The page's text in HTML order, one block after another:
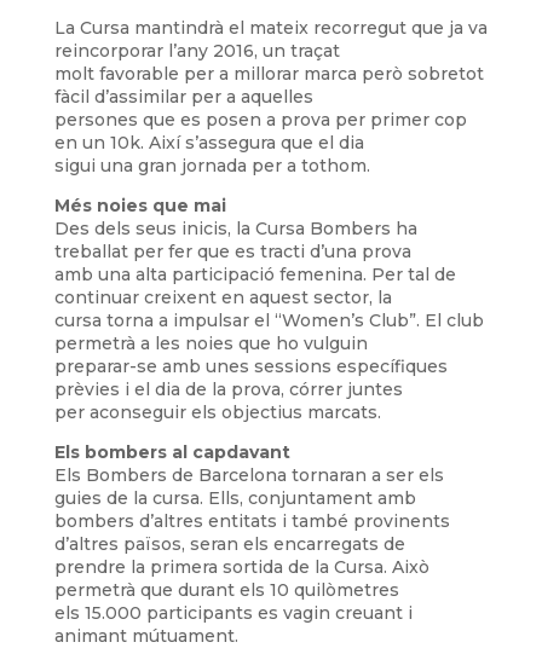
La Cursa mantindrà el mateix recorregut que ja va
reincorporar l’any 2016, un traçat
molt favorable per a millorar marca però sobretot
fàcil d’assimilar per a aquelles
persones que es posen a prova per primer cop
en un 10k. Així s’assegura que el dia
sigui una gran jornada per a tothom.
Més noies que mai
Des dels seus inicis, la Cursa Bombers ha
treballat per fer que es tracti d’una prova
amb una alta participació femenina. Per tal de
continuar creixent en aquest sector, la
cursa torna a impulsar el “Women’s Club”. El club
permetrà a les noies que ho vulguin
preparar-se amb unes sessions específiques
prèvies i el dia de la prova, córrer juntes
per aconseguir els objectius marcats.
Els bombers al capdavant
Els Bombers de Barcelona tornaran a ser els
guies de la cursa. Ells, conjuntament amb
bombers d’altres entitats i també provinents
d’altres països, seran els encarregats de
prendre la primera sortida de la Cursa. Això
permetrà que durant els 10 quilòmetres
els 15.000 participants es vagin creuant i
animant mútuament.